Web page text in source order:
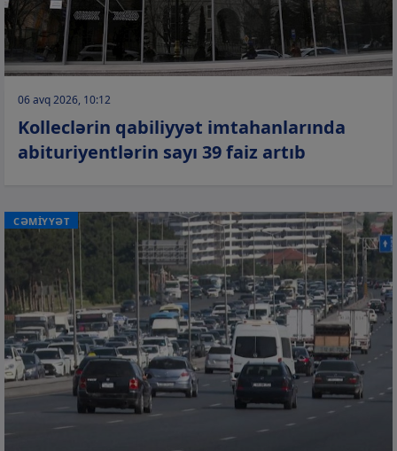
06 avq 2026, 10:12
Kolleclərin qabiliyyət imtahanlarında
abituriyentlərin sayı 39 faiz artıb
CƏMİYYƏT